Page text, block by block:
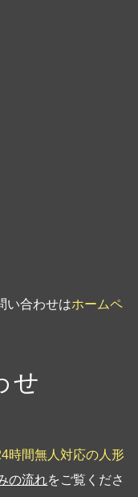
い合わせはホームペ
せ
時間無人対応の人形
の流れをご覧くださ